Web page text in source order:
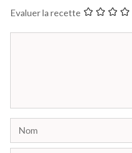
Evaluer la recette
Nom